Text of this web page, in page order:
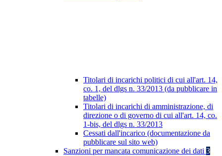
Titolari di incarichi politici di cui all'art. 14,
co. 1, del dlgs n. 33/2013 (da pubblicare in
tabelle)
Titolari di incarichi di amministrazione, di
direzione o di governo di cui all'art. 14, co.
1-bis, del dlgs n. 33/2013
Cessati dall'incarico (documentazione da
pubblicare sul sito web)
Sanzioni per mancata comunicazione dei dati 3